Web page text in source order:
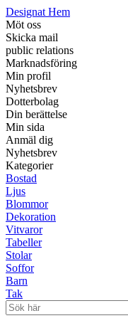
Designat Hem
Möt oss
Skicka mail
public relations
Marknadsföring
Min profil
Nyhetsbrev
Dotterbolag
Din berättelse
Min sida
Anmäl dig
Nyhetsbrev
Kategorier
Bostad
Ljus
Blommor
Dekoration
Vitvaror
Tabeller
Stolar
Soffor
Barn
Tak